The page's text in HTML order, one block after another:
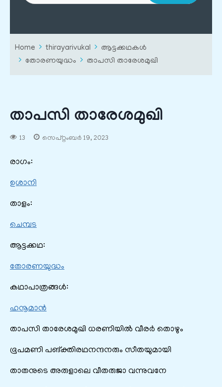
Home thirayarivukal
ആട്ടക്കഥകൾ
തോരണയുദ്ധം
താപസി താരേശമുഖി
താപസി താരേശമുഖി
13 സെപ്റ്റംബർ 19, 2023
രാഗം:
ഉശാനി
താളം:
ചെമ്പട
ആട്ടക്കഥ:
തോരണയുദ്ധം
കഥാപാത്രങ്ങൾ:
ഹനൂമാൻ
താപസി താരേശമുഖി ധരണിയില്‍ വീരര്‍ തൊഴും
ഭൂപമണി പങ്‌ക്തിരഥനന്ദനരും സീതയുമായി
താതനുടെ അരുളാലെ വീതരുജാ വന്നുവനേ